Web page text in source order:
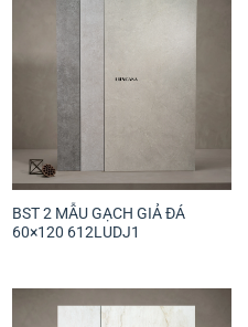
BST 2 MẪU GẠCH GIẢ ĐÁ
60×120 612LUDJ1